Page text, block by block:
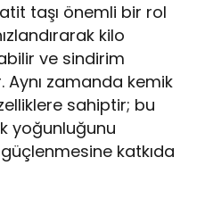
taşı önemli bir rol
kilo
ve sindirim
zamanda kemik
sahiptir; bu
yoğunluğunu
katkıda